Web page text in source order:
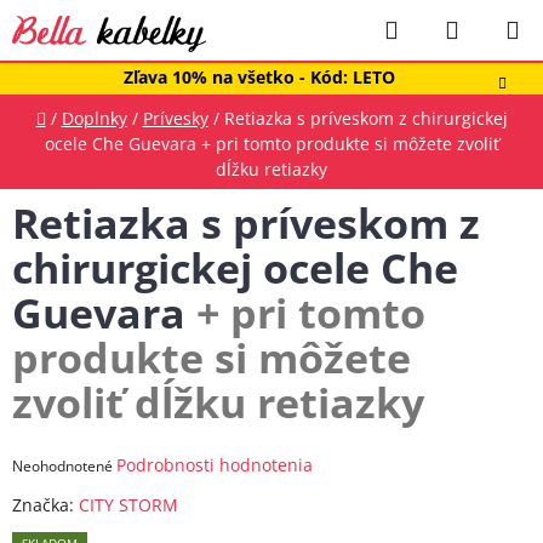
Prejsť
na
obsah
Zľava 10% na všetko - Kód: LETO
Hľadať
KOŠÍK
Domov
/ Doplnky / Prívesky / Retiazka s príveskom z chirurgickej
ocele Che Guevara + pri tomto produkte si môžete zvoliť
dĺžku retiazky
Retiazka s príveskom z
chirurgickej ocele Che
Guevara + pri tomto
produkte si môžete
zvoliť dĺžku retiazky
Priemerné
Neohodnotené Podrobnosti hodnotenia
Značka: CITY STORM